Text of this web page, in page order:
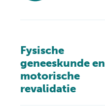
Fysische
geneeskunde en
motorische
revalidatie